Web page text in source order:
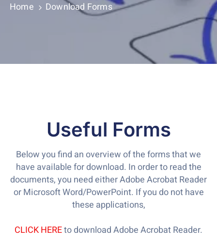
News
Home Download Forms
Useful Forms
Below you find an overview of the forms that we
have available for download. In order to read the
documents, you need either Adobe Acrobat Reader
or Microsoft Word/PowerPoint. If you do not have
these applications,
CLICK HEREto download Adobe Acrobat Reader.